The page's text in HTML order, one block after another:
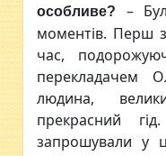
особливе?
–
моментів. Перш
час,
перекладачем
людина,
прекрасний
запрошували у